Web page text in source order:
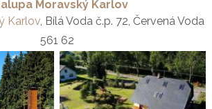
Moravský Karlov
Karlov, Bílá Voda č.p. 72, Červená Voda
561 62